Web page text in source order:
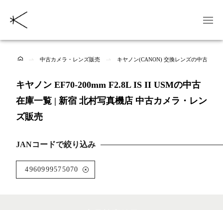
中古カメラ・レンズ販売 キヤノン(CANON) 交換レンズの中古商品
キヤノン EF70-200mm F2.8L IS II USMの中古
在庫一覧 | 新宿 北村写真機店 中古カメラ・レン
ズ販売
JANコードで絞り込み
4960999575070